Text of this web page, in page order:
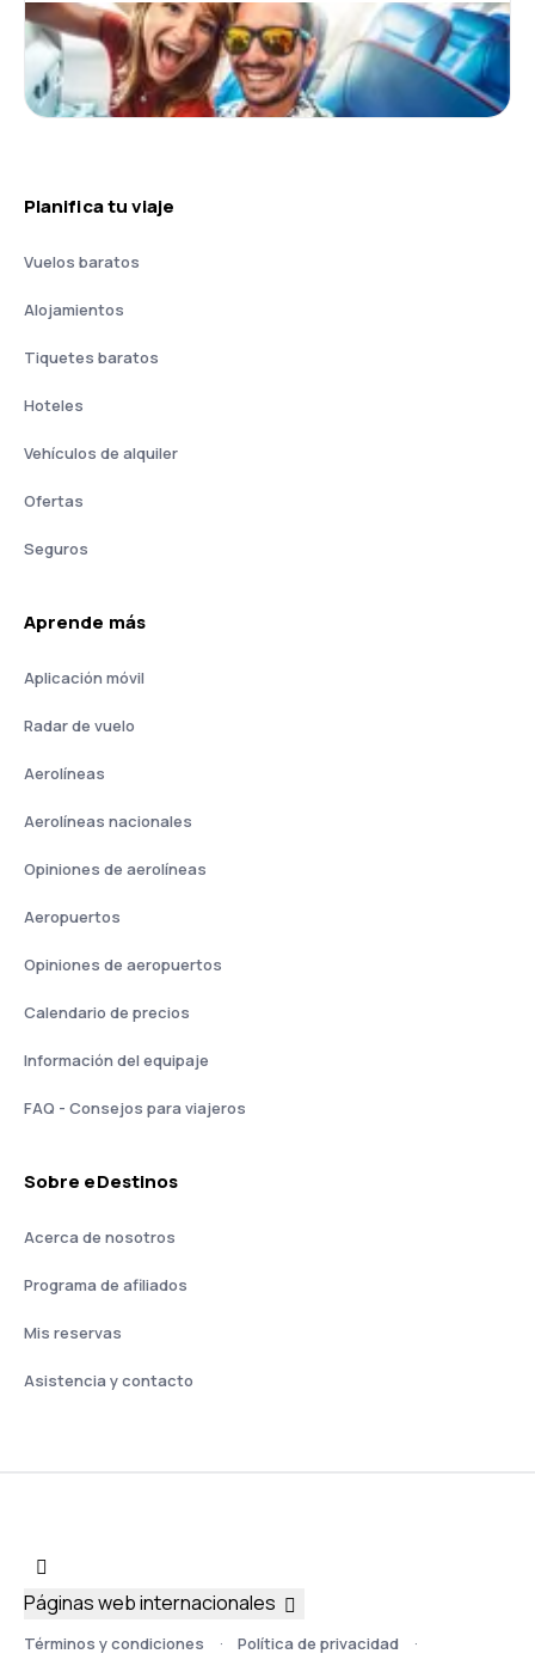
Planifica tu viaje
Vuelos baratos
Alojamientos
Tiquetes baratos
Hoteles
Vehículos de alquiler
Ofertas
Seguros
Aprende más
Aplicación móvil
Radar de vuelo
Aerolíneas
Aerolíneas nacionales
Opiniones de aerolíneas
Aeropuertos
Opiniones de aeropuertos
Calendario de precios
Información del equipaje
FAQ - Consejos para viajeros
Sobre eDestinos
Acerca de nosotros
Programa de afiliados
Mis reservas
Asistencia y contacto
Términos y condiciones Política de privacidad
Páginas web internacionales